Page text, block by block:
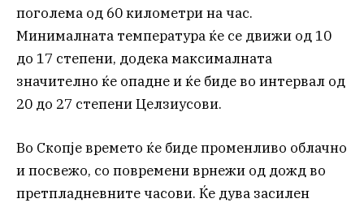
поголема од 60 километри на час.
Минималната температура ќе се движи од 10
до 17 степени, додека максималната
значително ќе опадне и ќе биде во интервал од
20 до 27 степени Целзиусови.
Во Скопје времето ќе биде променливо облачно
и посвежо, со повремени врнежи од дожд во
претпладневните часови. Ќе дува засилен